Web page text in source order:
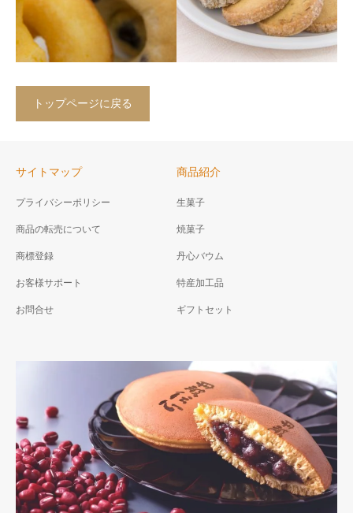
丹波まるごとケーキドー
油を使わずオーブンで焼き上
げた、まるでケーキの様なし
サブレ
んでいただく為に 心を込めて
焼き上げたやながわ特製のサ
トップページに戻る
サイトマップ
プライバシーポリシー
商品の転売について
商標登録
お客様サポート
お問合せ
商品紹介
生菓子
焼菓子
丹心バウム
特産加工品
ギフトセット